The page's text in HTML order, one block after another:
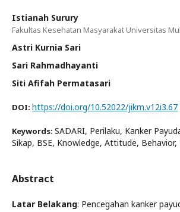
Istianah Surury
Fakultas Kesehatan Masyarakat Universitas
Astri Kurnia Sari
Sari Rahmadhayanti
Siti Afifah Permatasari
DOI: https://doi.org/10.52022/jikm.v12i3.67
Keywords: SADARI, Perilaku, Kanker
Sikap, BSE, Knowledge, Attitude,
Abstract
Latar Belakang: Pencegahan kanker